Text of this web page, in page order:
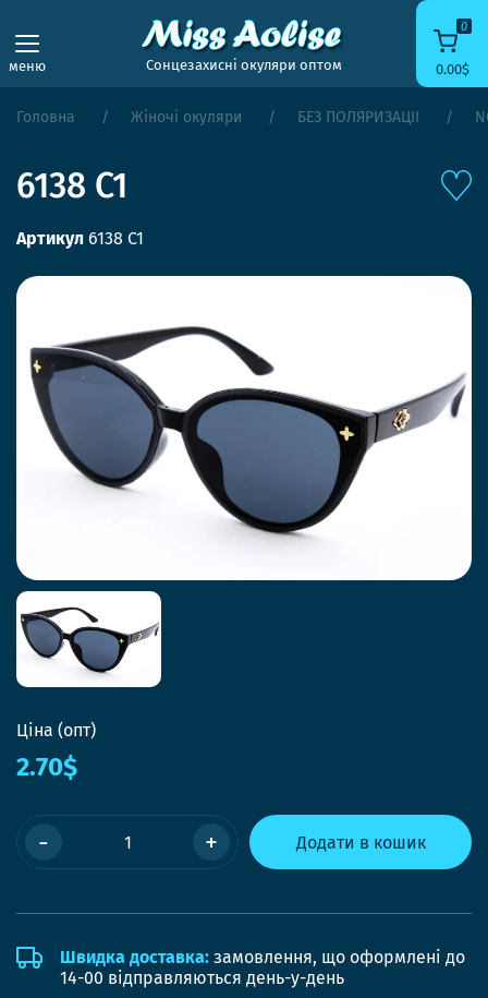
меню Сонцезахисні окуляри оптом
0
0.00$
Головна Жіночі окуляри БЕЗ ПОЛЯРИЗАЦІЇ
6138 C1
Артикул 6138 C1
Ціна (опт)
2.70$
- + Додати в кошик
Швидка доставка: замовлення, що оформлені до
14-00 відправляються день-у-день